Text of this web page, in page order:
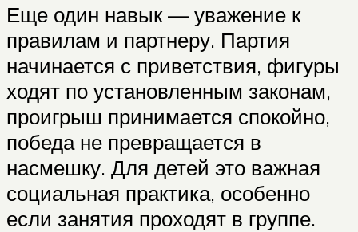
Еще один навык — уважение к
правилам и партнеру. Партия
начинается с приветствия, фигуры
ходят по установленным законам,
проигрыш принимается спокойно,
победа не превращается в
насмешку. Для детей это важная
социальная практика, особенно
если занятия проходят в группе.